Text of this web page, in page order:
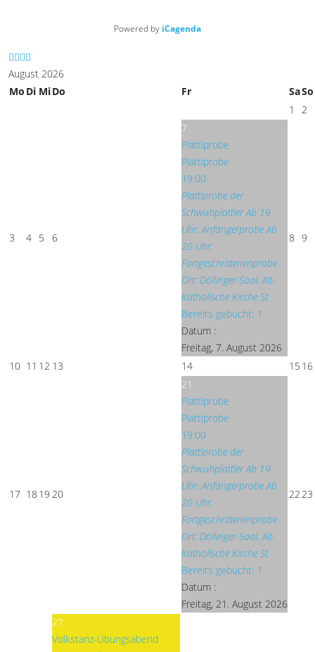
Powered by iCagenda
August 2026
Mo Di MiDo Fr SaSo
1
2
3 4 5 6
7
Plattlprobe
Plattlprobe
19:00
Plattlprobe der
Schwuhplattler Ab 19
Uhr: Anfängerprobe Ab
20 Uhr:
Fortgeschrittenenprobe
Ort: Döllinger-Saal, Alt-
Katholische Kirche St.
Bereits gebucht: 1
Datum :
Freitag, 7. August 2026
8 9
10 11 12 13 14 15 16
17 18 19 20
21
Plattlprobe
Plattlprobe
19:00
Plattlprobe der
Schwuhplattler Ab 19
Uhr: Anfängerprobe Ab
20 Uhr:
Fortgeschrittenenprobe
Ort: Döllinger-Saal, Alt-
Katholische Kirche St.
Bereits gebucht: 1
Datum :
Freitag, 21. August 2026
2223
27
Volkstanz-Übungsabend